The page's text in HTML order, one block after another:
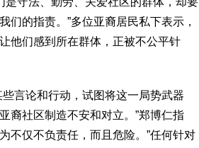
们的指责。”多位亚裔居民私下表示，
他们感到所在群体，正被不公平针
些言论和行动，试图将这一局势武器
裔社区制造不安和对立。”郑博仁指
不仅不负责任，而且危险。”任何针对